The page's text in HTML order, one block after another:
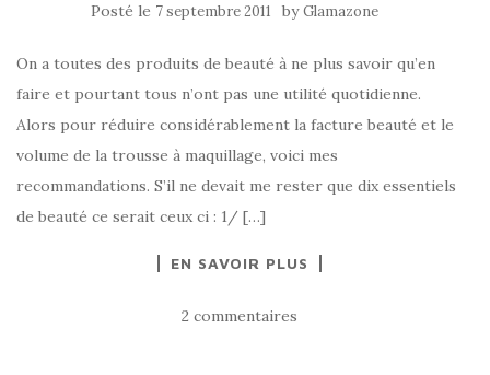
Posté le 7 septembre 2011 byGlamazone
On a toutes des produits de beauté à ne plus savoir qu’en
faire et pourtant tous n’ont pas une utilité quotidienne.
Alors pour réduire considérablement la facture beauté et le
volume de la trousse à maquillage, voici mes
recommandations. S’il ne devait me rester que dix essentiels
de beauté ce serait ceux ci : 1/ […]
EN SAVOIR PLUS
2 commentaires